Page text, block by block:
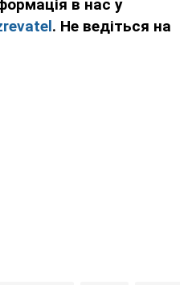
в нас у
. Не ведіться на